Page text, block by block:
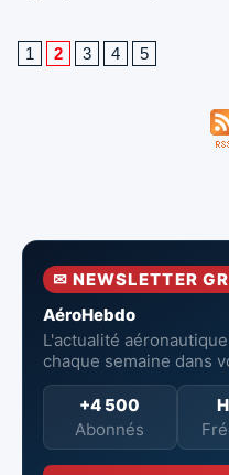
1 2 3 4 5
✉ NEWSLETTER
AéroHebdo
L'actualité
chaque semaine dans
+4 500
Abonnés